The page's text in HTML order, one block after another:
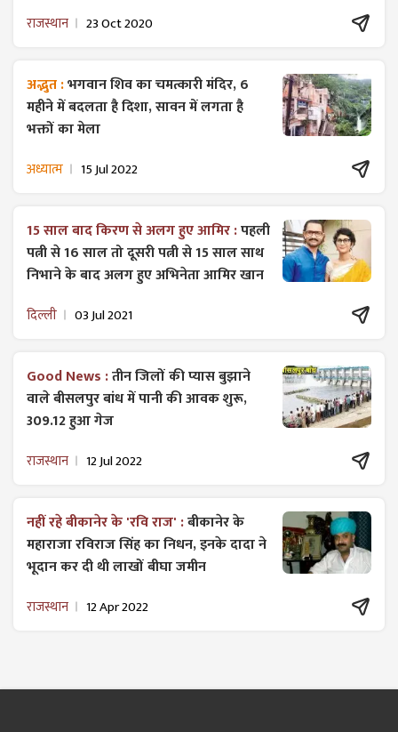
राजस्थान 23 Oct 2020
अद्भुत :भगवान शिव का चमत्कारी मंदिर, 6
महीने में बदलता है दिशा, सावन में लगता है
भक्तों का मेला
अध्यात्म 15 Jul 2022
15 साल बाद किरण से अलग हुए आमिर :पहली
पत्नी से 16 साल तो दूसरी पत्नी से 15 साल साथ
निभाने के बाद अलग हुए अभिनेता आमिर खान
दिल्ली 03 Jul 2021
Good News :तीन जिलों की प्यास बुझाने
वाले बीसलपुर बांध में पानी की आवक शुरू,
309.12 हुआ गेज
राजस्थान 12 Jul 2022
नहीं रहे बीकानेर के 'रवि राज' :बीकानेर के
महाराजा रविराज सिंह का निधन, इनके दादा ने
भूदान कर दी थी लाखों बीघा जमीन
राजस्थान 12 Apr 2022